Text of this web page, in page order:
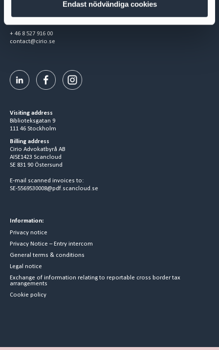
Endast nödvändiga cookies
+ 46 8 527 916 00
contact@cirio.se
Visiting address
Biblioteksgatan 9
111 46 Stockholm
Billing address
Cirio Advokatbyrå AB
AISE1423 Scancloud
SE 831 90 Östersund
E-mail scanned invoices to:
SE-5569530008@pdf.scancloud.se
Information:
Privacy notice
Privacy Notice – Entry intercom
General terms & conditions
Legal notice
Exchange of information relating to reportable cross border tax
arrangements
Cookie policy